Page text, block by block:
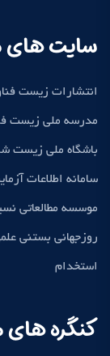
سایت های
انتشارات زیست
مدرسه ملی زیست
باشگاه ملی زیست
سامانه اطلاعات
موسسه مطالعاتی
روزجهانی بستنی
استخدام
کنگره های